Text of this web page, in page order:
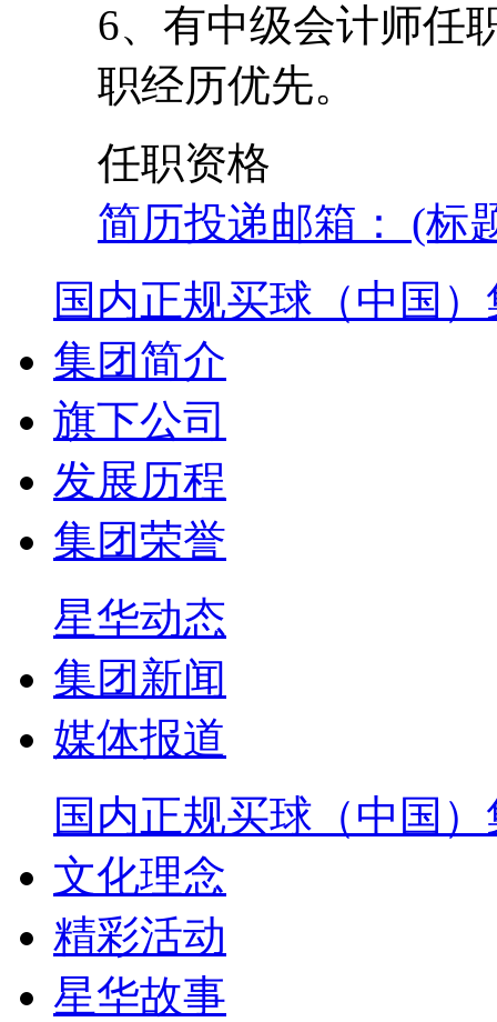
6、有中级会计师任
职经历优先。
任职资格
简历投递邮箱： (标
国内正规买球（中国
集团简介
旗下公司
发展历程
集团荣誉
星华动态
集团新闻
媒体报道
国内正规买球（中国
文化理念
精彩活动
星华故事